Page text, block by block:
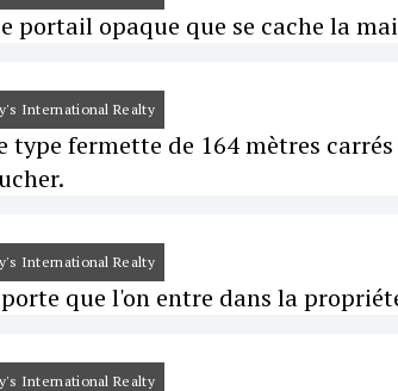
portail opaque que se cache la
International Realty
type fermette de 164 mètres
International Realty
que l'on entre dans la
International Realty